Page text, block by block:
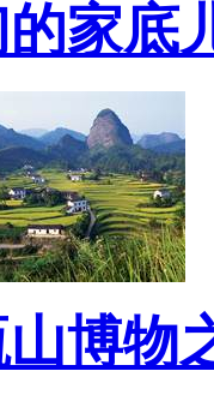
家底
博物